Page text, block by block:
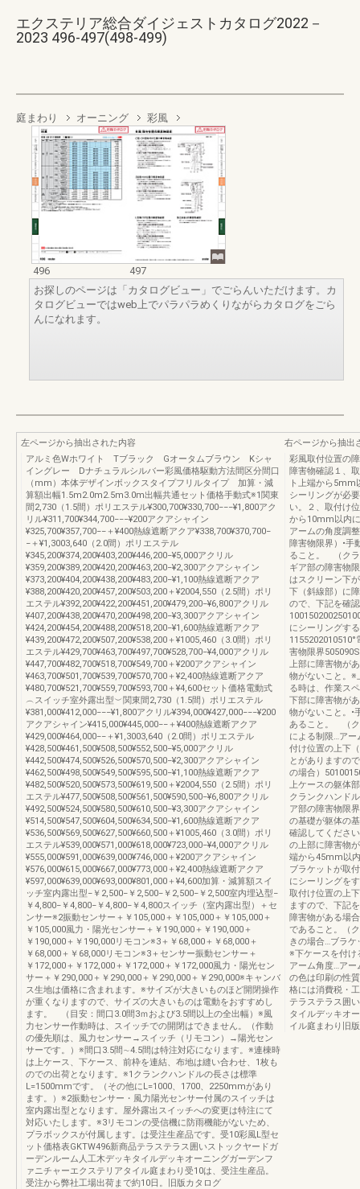
エクステリア総合ダイジェストカタログ2022－
2023 496-497(498-499)
庭まわり オーニング 彩風
496
497
お探しのページは「カタログビュー」でごらんいただけます。カ
タログビューではweb上でパラパラめくりながらカタログをごら
んになれます。
左ページから抽出された内容
アルミ色Wホワイト Tブラック Gオータムブラウン Kシャ
イングレー Dナチュラルシルバー彩風価格駆動方法間区分間口
（mm）本体デザインボックスタイプフリルタイプ 加算・減
算額出幅1.5m2.0m2.5m3.0m出幅共通セット価格手動式※1関東
間2,730（1.5間）ポリエステル¥300,700¥330,700−−−¥1,800アク
リル¥311,700¥344,700−−−¥200アクアシャイン
¥325,700¥357,700−−＋¥400熱線遮断アクア¥338,700¥370,700−
−＋¥1,3003,640（2.0間）ポリエステル
¥345,200¥374,200¥403,200¥446,200−¥5,000アクリル
¥359,200¥389,200¥420,200¥463,200−¥2,300アクアシャイン
¥373,200¥404,200¥438,200¥483,200−¥1,100熱線遮断アクア
¥388,200¥420,200¥457,200¥503,200＋¥2004,550（2.5間）ポリ
エステル¥392,200¥422,200¥451,200¥479,200−¥6,800アクリル
¥407,200¥438,200¥470,200¥498,200−¥3,300アクアシャイン
¥424,200¥454,200¥488,200¥518,200−¥1,600熱線遮断アクア
¥439,200¥472,200¥507,200¥538,200＋¥1005,460（3.0間）ポリ
エステル¥429,700¥463,700¥497,700¥528,700−¥4,000アクリル
¥447,700¥482,700¥518,700¥549,700＋¥200アクアシャイン
¥463,700¥501,700¥539,700¥570,700＋¥2,400熱線遮断アクア
¥480,700¥521,700¥559,700¥593,700＋¥4,600セット価格電動式
︵スイッチ室外露出型︶関東間2,730（1.5間）ポリエステル
¥381,000¥412,000−−−¥1,800アクリル¥394,000¥427,000−−−¥200
アクアシャイン¥415,000¥445,000−−＋¥400熱線遮断アクア
¥429,000¥464,000−−＋¥1,3003,640（2.0間）ポリエステル
¥428,500¥461,500¥508,500¥552,500−¥5,000アクリル
¥442,500¥474,500¥526,500¥570,500−¥2,300アクアシャイン
¥462,500¥498,500¥549,500¥595,500−¥1,100熱線遮断アクア
¥482,500¥520,500¥573,500¥619,500＋¥2004,550（2.5間）ポリ
エステル¥477,500¥508,500¥561,500¥590,500−¥6,800アクリル
¥492,500¥524,500¥580,500¥610,500−¥3,300アクアシャイン
¥514,500¥547,500¥604,500¥634,500−¥1,600熱線遮断アクア
¥536,500¥569,500¥627,500¥660,500＋¥1005,460（3.0間）ポリ
エステル¥539,000¥571,000¥618,000¥723,000−¥4,000アクリル
¥555,000¥591,000¥639,000¥746,000＋¥200アクアシャイン
¥576,000¥615,000¥667,000¥773,000＋¥2,400熱線遮断アクア
¥597,000¥639,000¥693,000¥801,000＋¥4,600加算・減算額スイ
ッチ室内露出型−￥2,500−￥2,500−￥2,500−￥2,500室内埋込型−
￥4,800−￥4,800−￥4,800−￥4,800スイッチ（室内露出型）＋セ
ンサー※2振動センサー＋￥105,000＋￥105,000＋￥105,000＋
￥105,000風力・陽光センサー＋￥190,000＋￥190,000＋
￥190,000＋￥190,000リモコン※3＋￥68,000＋￥68,000＋
￥68,000＋￥68,000リモコン※3＋センサー振動センサー＋
￥172,000＋￥172,000＋￥172,000＋￥172,000風力・陽光セン
サー＋￥290,000＋￥290,000＋￥290,000＋￥290,000※キャンバ
ス生地は価格に含まれます。※サイズが大きいものほど開閉操作
が重くなりますので、サイズの大きいものは電動をおすすめし
ます。 （目安：間口3.0間3ｍおよび3.5間以上の全出幅）※風
力センサー作動時は、スイッチでの開閉はできません。（作動
の優先順は、風力センサー→スイッチ（リモコン）→陽光セン
サーです。）※間口3.5間∼4.5間は特注対応になります。※連棟時
は上ケース、下ケース、前枠を連結、布地は縫い合わせ、1枚も
のでの出荷となります。※1クランクハンドルの長さは標準
L=1500mmです。（その他にL=1000、1700、2250mmがあり
ます。）※2振動センサー・風力陽光センサー付属のスイッチは
室内露出型となります。屋外露出スイッチへの変更は特注にて
対応いたします。※3リモコンの受信機に防雨機能がないため、
プラボックスが付属します。は受注生産品です。受10彩風L型セ
ット価格表GKTW496新商品テラステラス囲いストックヤードガ
ーデンルーム人工木デッキタイルデッキオーニングガーデンフ
ァニチャーエクステリアタイル庭まわり受10は、受注生産品。
受注から弊社工場出荷まで約10日。旧版カタログ
右ページから抽出
彩風取付位置の
障害物確認１、
ト上端から5mm
シーリングが必
い。２、取付け
から10mm以内
アームの角度調
障害物限界）•手
ること。 （ク
ギア部の障害物
はスクリーン下
下（斜線部）に
ので、下記を確
にシーリングす
害物限界
上部に障害物が
物がないこと。※
る時は、作業ス
下部に障害物が
物がないこと。•
あること。 （ク
による制限…ア
付け位置の上下
とがありますの
の場合）
上ケースの躯体
クランクハンド
ア部の障害物限
の基礎が躯体の
確認してくださ
の上部に障害物
端から45mm以
ブラケットが取
にシーリングを
取付け位置の上
ますので、下記
障害物がある場
であること。（
きの場合…ブラ
※下ケースを付け
アーム角度…アー
の色は印刷の性
格には消費税・
テラステラス囲
タイルデッキオ
イル庭まわり旧